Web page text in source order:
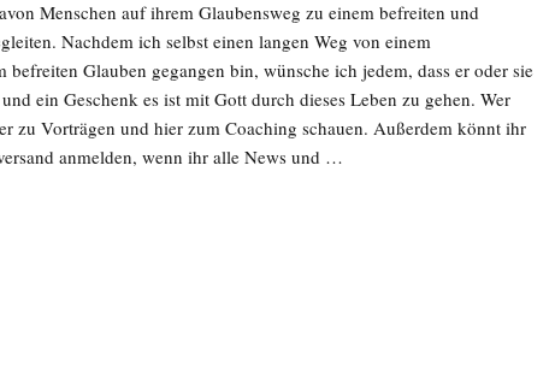
Menschen auf ihrem Glaubensweg zu einem befreiten und
Nachdem ich selbst einen langen Weg von einem
befreiten Glauben gegangen bin, wünsche ich jedem, dass er oder sie
ein Geschenk es ist mit Gott durch dieses Leben zu gehen. Wer
zu Vorträgen und hier zum Coaching schauen. Außerdem könnt ihr
anmelden, wenn ihr alle News und …